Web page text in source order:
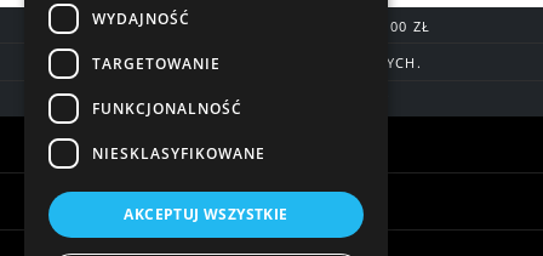
DARMOWA DOSTAWA OD 200,00 ZŁ
DOSTAWA DO 7 DNI ROBOCZYCH.
BLIK, SZYBKIE PRZELEWY
Warunki zakupów
WYDAJNOŚĆ
TARGETOWANIE
FUNKCJONALNOŚĆ
NIESKLASYFIKOWANE
AKCEPTUJ WSZYSTKIE